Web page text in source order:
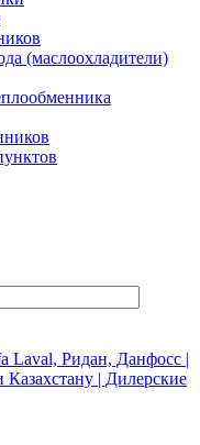
(маслоохладители)